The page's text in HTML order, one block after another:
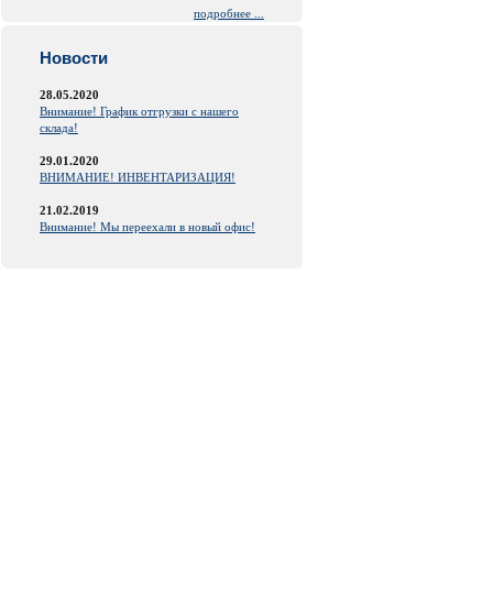
подробнее ...
Новости
28.05.2020
Внимание! График отгрузки с нашего
склада!
29.01.2020
ВНИМАНИЕ! ИНВЕНТАРИЗАЦИЯ!
21.02.2019
Внимание! Мы переехали в новый офис!